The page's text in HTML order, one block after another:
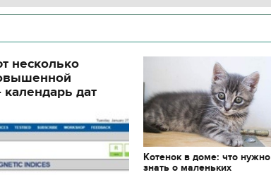
несколько
дат
Котенок в доме: что нужно
знать о маленьких